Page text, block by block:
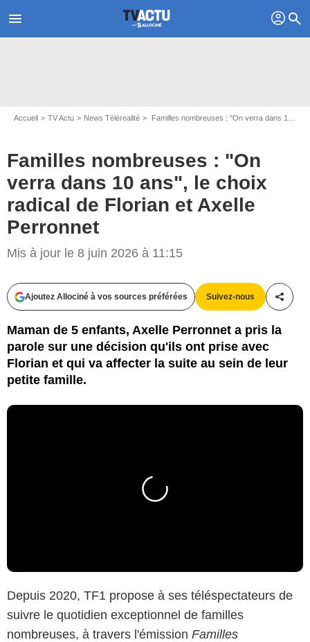
menu profil search
Accueil TV Actu News Télérealité Familles nombreuses : "On verra dans 10 ans", le choix radical de Florian et Axelle Perronnet
Familles nombreuses : "On
verra dans 10 ans", le choix
radical de Florian et Axelle
Perronnet
Mis à jour le 8 juin 2026 à 11:15
Ajoutez Allociné à vos sources préférées Suivez-nous
Maman de 5 enfants, Axelle Perronnet a pris la
parole sur une décision qu'ils ont prise avec
Florian et qui va affecter la suite au sein de leur
petite famille.
Depuis 2020, TF1 propose à ses téléspectateurs de
suivre le quotidien exceptionnel de familles
nombreuses, à travers l'émission Familles